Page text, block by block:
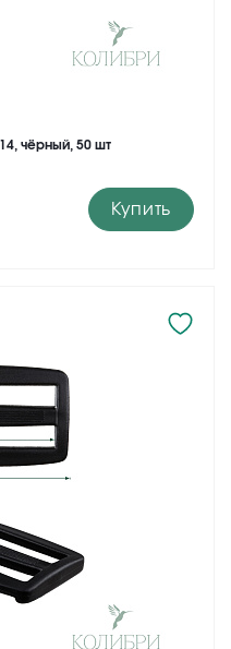
чёрный, 50 шт
Купить